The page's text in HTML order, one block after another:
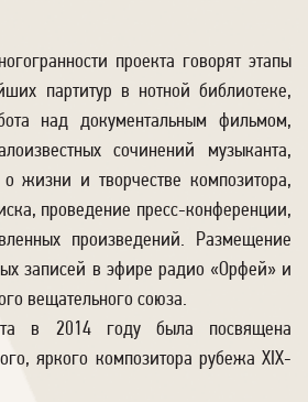
проекта говорят этапы
партитур в нотной библиотеке,
над документальным фильмом,
сочинений музыканта,
жизни и творчестве композитора,
проведение пресс-конференции,
произведений. Размещение
записей в эфире радио «Орфей» и
вещательного союза.
в 2014 году была посвящена
яркого композитора рубежа XIX-